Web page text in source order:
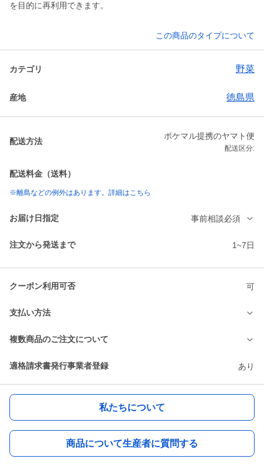
を目的に再利用できます。
この商品のタイプについて
カテゴリ 野菜
産地 徳島県
配送方法
ポケマル提携のヤマト便
配送区分:
配送料金（送料）
※離島などの例外はあります。詳細はこちら
お届け日指定 事前相談必須
注文から発送まで 1~7日
クーポン利用可否 可
支払い方法
複数商品のご注文について
適格請求書発行事業者登録 あり
私たちについて
商品について生産者に質問する